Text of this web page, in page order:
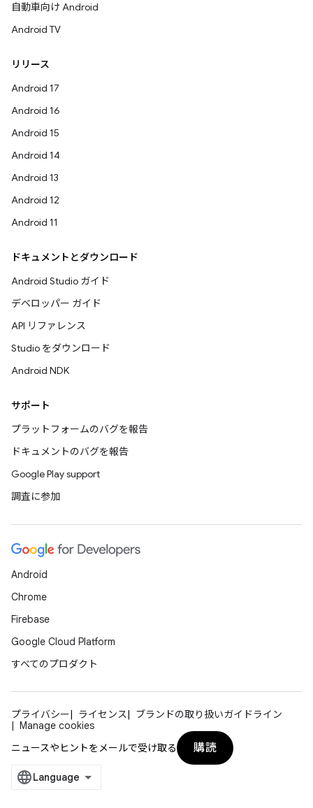
自動車向け Android
Android TV
リリース
Android 17
Android 16
Android 15
Android 14
Android 13
Android 12
Android 11
ドキュメントとダウンロード
Android Studio ガイド
デベロッパー ガイド
API リファレンス
Studio をダウンロード
Android NDK
サポート
プラットフォームのバグを報告
ドキュメントのバグを報告
Google Play support
調査に参加
Android
Chrome
Firebase
Google Cloud Platform
すべてのプロダクト
プライバシー ライセンス
ブランドの取り扱いガイドライン
Manage cookies
ニュースやヒントをメールで受け取る
購読